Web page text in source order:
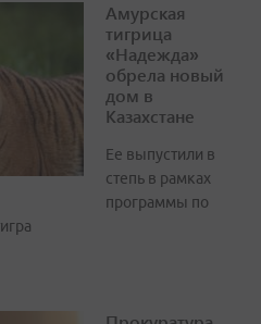
Амурская
тигрица
«Надежда»
обрела новый
дом в
Казахстане
Ее выпустили в
степь в рамках
программы по